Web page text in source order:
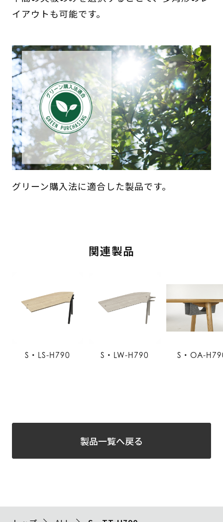
イアウトも可能です。
グリーン購入法に適合した製品です。
関連製品
S・LS-H790 S・LW-H790 S・OA-
製品一覧へ戻る